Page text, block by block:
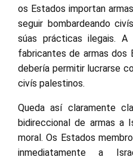
os Estados importan
seguir bombardeando
súas prácticas ilegais. A
fabricantes de armas dos
debería permitir lucrarse
civís palestinos.
Queda así claramente
bidireccional de armas a
moral. Os Estados
inmediatamente a